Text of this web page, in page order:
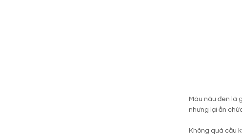
Màu nâu đen là
nhưng lại ẩn
Không quá cầu